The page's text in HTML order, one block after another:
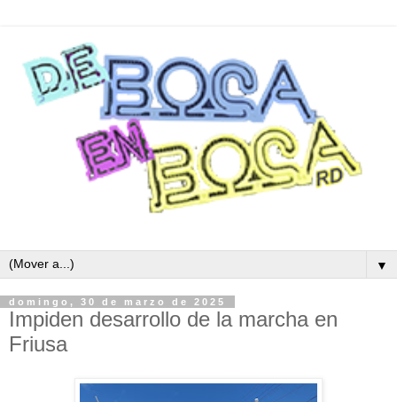
▼
domingo, 30 de marzo de 2025
Impiden desarrollo de la marcha en
Friusa